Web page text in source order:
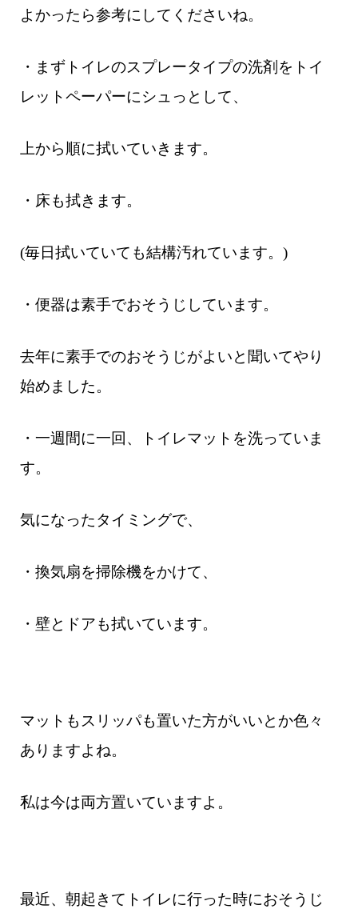
よかったら参考にしてくださいね。
・まずトイレのスプレータイプの洗剤をトイ
レットペーパーにシュっとして、
上から順に拭いていきます。
・床も拭きます。
(毎日拭いていても結構汚れています。)
・便器は素手でおそうじしています。
去年に素手でのおそうじがよいと聞いてやり
始めました。
・一週間に一回、トイレマットを洗っていま
す。
気になったタイミングで、
・換気扇を掃除機をかけて、
・壁とドアも拭いています。
マットもスリッパも置いた方がいいとか色々
ありますよね。
私は今は両方置いていますよ。
最近、朝起きてトイレに行った時におそうじ